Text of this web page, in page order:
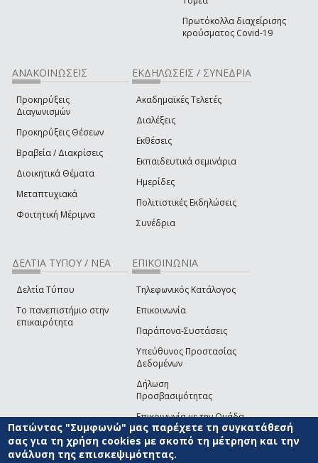
Πρωτόκολλα διαχείρισης
κρούσματος Covid-19
ΑΝΑΚΟΙΝΩΣΕΙΣ
Προκηρύξεις
Διαγωνισμών
Προκηρύξεις Θέσεων
Βραβεία / Διακρίσεις
Διοικητικά Θέματα
Μεταπτυχιακά
Φοιτητική Μέριμνα
ΕΚΔΗΛΩΣΕΙΣ / ΣΥΝΕΔΡΙΑ
Ακαδημαϊκές Τελετές
Διαλέξεις
Εκθέσεις
Εκπαιδευτικά σεμινάρια
Ημερίδες
Πολιτιστικές Εκδηλώσεις
Συνέδρια
ΔΕΛΤΙΑ ΤΥΠΟΥ / ΝΕΑ
Δελτία Τύπου
Το πανεπιστήμιο στην
επικαιρότητα
ΕΠΙΚΟΙΝΩΝΙΑ
Τηλεφωνικός Κατάλογος
Επικοινωνία
Παράπονα-Συστάσεις
Υπεύθυνος Προστασίας
Δεδομένων
Δήλωση
Προσβασιμότητας
Επικοινωνία με την Ομάδα
Ανάπτυξης του site(link sends e-mail)
© ΠΑΝΕΠΙΣΤΗΜΙΟ ΑΙΓΑΙΟΥ ΟΡΟΙ ΧΡΗΣΗΣ
Πατώντας "Συμφωνώ" μας παρέχετε τη συγκατάθεσή
σας για τη χρήση cookies με σκοπό τη μέτρηση και την
ανάλυση της επισκεψιμότητας.